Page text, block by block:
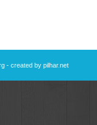
- created by pilhar.net